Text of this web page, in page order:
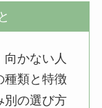
かない人
種類と特徴
別の選び方